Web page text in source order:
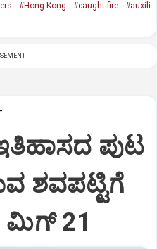
#Hong Kong #caught fire
#auxili
ಪುಟ
ಶವಪಟ್ಟಿಗೆ
ಮಿಗ್‌ 21